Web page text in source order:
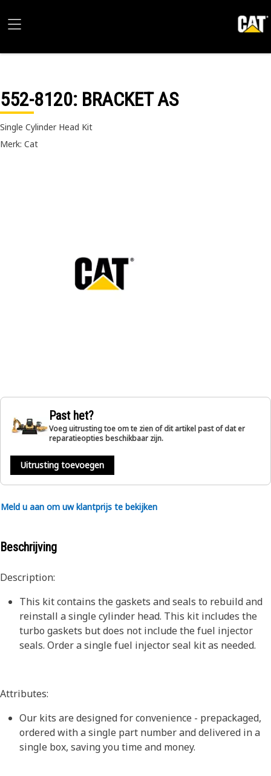
552-8120: BRACKET AS
Single Cylinder Head Kit
Merk: Cat
Past het?
Voeg uitrusting toe om te zien of dit artikel past of dat er
reparatieopties beschikbaar zijn.
Uitrusting toevoegen
Meld u aan om uw klantprijs te bekijken
Beschrijving
Description:
This kit contains the gaskets and seals to rebuild and
reinstall a single cylinder head. This kit includes the
turbo gaskets but does not include the fuel injector
seals. Order a single fuel injector seal kit as needed.
Attributes:
Our kits are designed for convenience - prepackaged,
ordered with a single part number and delivered in a
single box, saving you time and money.